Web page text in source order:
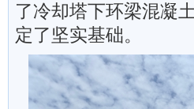
了冷却塔下环梁混凝
定了坚实基础。